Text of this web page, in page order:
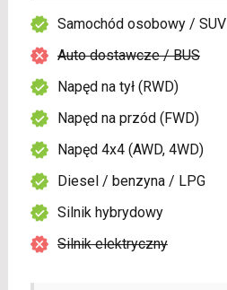
Samochód osobowy / SUV
Auto dostawcze / BUS
Napęd na tył (RWD)
Napęd na przód (FWD)
Napęd 4x4 (AWD, 4WD)
Diesel / benzyna / LPG
Silnik hybrydowy
Silnik elektryczny